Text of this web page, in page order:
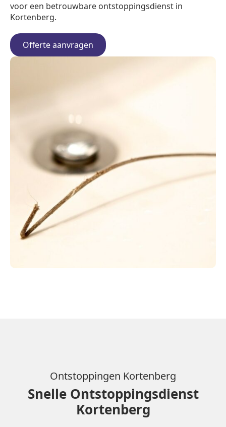
voor een betrouwbare ontstoppingsdienst in
Kortenberg.
Offerte aanvragen
Ontstoppingen Kortenberg
Snelle Ontstoppingsdienst
Kortenberg